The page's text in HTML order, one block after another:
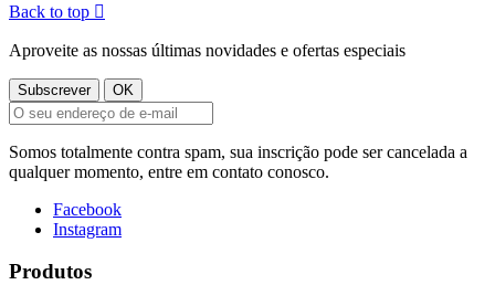
Back to top 
Aproveite as nossas últimas novidades e ofertas especiais
Somos totalmente contra spam, sua inscrição pode ser cancelada a
qualquer momento, entre em contato conosco.
Facebook
Instagram
Produtos